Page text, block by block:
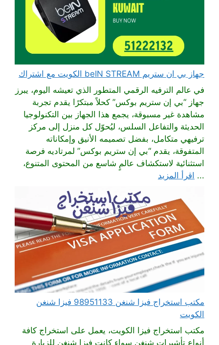
جهاز بي ان ستريم beIN STREAM الكويت مع اشتراك
في عالم الترفيه الرقمي المتطور الذي تعيشه اليوم، يبرز
جهاز “بي إن ستريم بوكس” كحلاً مبتكرًا يقدم تجربة
مشاهدة غير مسبوقة، يجمع هذا الجهاز بين التكنولوجيا
الحديثة والتفاعل السلس، ليُحوّل كل منزل إلى مركز
ترفيهي متكامل، بفضل تصميمه الأنيق وإمكاناته
المتفوقة، يقدم “بي إن ستريم بوكس” لمرتاديه فرصة
استثنائية لاستكشاف عالمٍ شاسع من المحتوى المتنوع،
... اقرأ المزيد
مكتب استخراج فيزا شنغن 98951133 فيزا شنغن
الكويت
مكتب استخراج فيزا الكويت، يعمل على استخراج كافة
أنواع تأشيرات شنغن سواء كانت فيزا شنغن للزيارة